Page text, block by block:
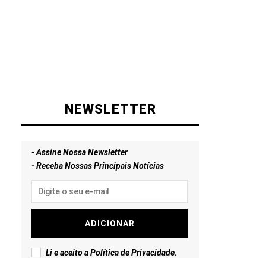
NEWSLETTER
- Assine Nossa Newsletter
- Receba Nossas Principais Notícias
ADICIONAR
Li e aceito aPolítica de Privacidade.